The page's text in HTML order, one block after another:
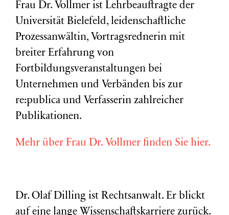
Frau Dr. Vollmer ist Lehrbeauftragte der
Universität Bielefeld, leidenschaftliche
Prozessanwältin, Vortragsrednerin mit
breiter Erfahrung von
Fortbildungsveranstaltungen bei
Unternehmen und Verbänden bis zur
re:publica und Verfasserin zahlreicher
Publikationen.
Mehr über Frau Dr. Vollmer finden Sie hier.
Dr. Olaf Dilling ist Rechtsanwalt. Er blickt
auf eine lange Wissenschaftskarriere zurück.